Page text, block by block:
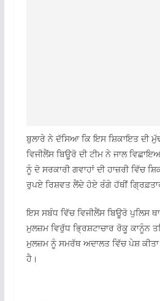
ਬੁਲਾਰੇ ਨੇ ਦੱਸਿਆ ਕਿ ਇਸ ਸ਼ਿਕਾਇਤ ਦੀ
ਵਿਜੀਲੈਂਸ ਬਿਊਰੋ ਦੀ ਟੀਮ ਨੇ ਜਾਲ
ਨੂੰ ਦੋ ਸਰਕਾਰੀ ਗਵਾਹਾਂ ਦੀ ਹਾਜ਼ਰੀ ਵਿੱਚ
ਰੁਪਏ ਰਿਸ਼ਵਤ ਲੈਂਦੇ ਹੋਏ ਰੰਗੇ ਹੱਥੀਂ
ਇਸ ਸਬੰਧ ਵਿੱਚ ਵਿਜੀਲੈਂਸ ਬਿਊਰੋ ਪੁਲਿਸ
ਮੁਲਜ਼ਮ ਵਿਰੁੱਧ ਭ੍ਰਿਸ਼ਟਾਚਾਰ ਰੋਕੂ ਕਾਨੂੰਨ
ਮੁਲਜ਼ਮ ਨੂੰ ਸਮਰੱਥ ਅਦਾਲਤ ਵਿੱਚ ਪੇਸ਼ ਕੀਤਾ
ਹੈ।